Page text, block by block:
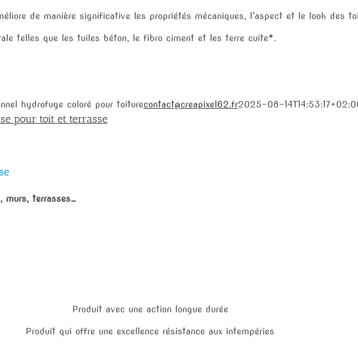
de manière significative les propriétés mécaniques, l’aspect et le look des
telles que les tuiles béton, le fibro ciment et les terre cuite*.
hydrofuge coloré pour toiturecontact@creapixel62.fr2025-08-
pour toit et terrasse
murs, terrasses…
Produit avec une action longue durée
Produit qui offre une excellence résistance aux intempéries